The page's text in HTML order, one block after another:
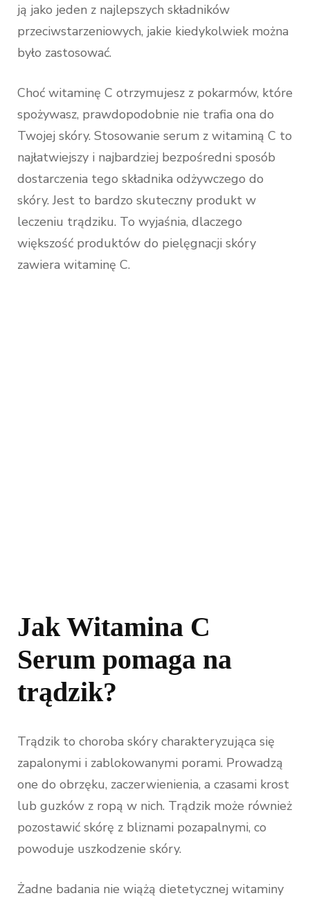
ją jako jeden z najlepszych składników
przeciwstarzeniowych, jakie kiedykolwiek można
było zastosować.
Choć witaminę C otrzymujesz z pokarmów, które
spożywasz, prawdopodobnie nie trafia ona do
Twojej skóry. Stosowanie serum z witaminą C to
najłatwiejszy i najbardziej bezpośredni sposób
dostarczenia tego składnika odżywczego do
skóry. Jest to bardzo skuteczny produkt w
leczeniu trądziku. To wyjaśnia, dlaczego
większość produktów do pielęgnacji skóry
zawiera witaminę C.
Jak Witamina C
Serum pomaga na
trądzik?
Trądzik to choroba skóry charakteryzująca się
zapalonymi i zablokowanymi porami. Prowadzą
one do obrzęku, zaczerwienienia, a czasami krost
lub guzków z ropą w nich. Trądzik może również
pozostawić skórę z bliznami pozapalnymi, co
powoduje uszkodzenie skóry.
Żadne badania nie wiążą dietetycznej witaminy